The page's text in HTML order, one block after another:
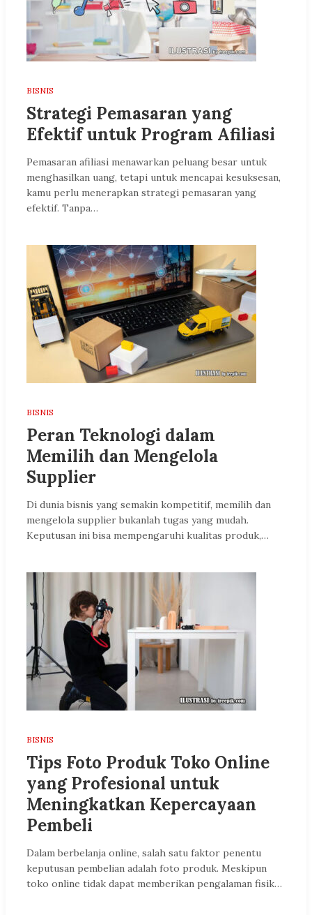
BISNIS
Strategi Pemasaran yang
Efektif untuk Program Afiliasi
Pemasaran afiliasi menawarkan peluang besar untuk
menghasilkan uang, tetapi untuk mencapai kesuksesan,
kamu perlu menerapkan strategi pemasaran yang
efektif. Tanpa…
BISNIS
Peran Teknologi dalam
Memilih dan Mengelola
Supplier
Di dunia bisnis yang semakin kompetitif, memilih dan
mengelola supplier bukanlah tugas yang mudah.
Keputusan ini bisa mempengaruhi kualitas produk,…
BISNIS
Tips Foto Produk Toko Online
yang Profesional untuk
Meningkatkan Kepercayaan
Pembeli
Dalam berbelanja online, salah satu faktor penentu
keputusan pembelian adalah foto produk. Meskipun
toko online tidak dapat memberikan pengalaman fisik…